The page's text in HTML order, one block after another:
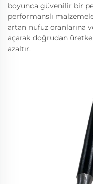
boyunca güvenilir bir
performanslı
artan nüfuz oranlarına
açarak doğrudan
azaltır.